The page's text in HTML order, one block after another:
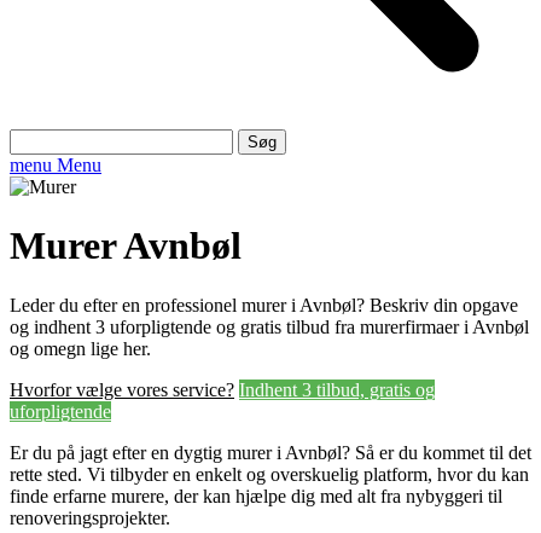
efter:
menu Menu
Murer Avnbøl
Leder du efter en professionel murer i Avnbøl? Beskriv din opgave
og indhent 3 uforpligtende og gratis tilbud fra murerfirmaer i Avnbøl
og omegn lige her.
Hvorfor vælge vores service? Indhent 3 tilbud, gratis og
uforpligtende
Er du på jagt efter en dygtig murer i Avnbøl? Så er du kommet til det
rette sted. Vi tilbyder en enkelt og overskuelig platform, hvor du kan
finde erfarne murere, der kan hjælpe dig med alt fra nybyggeri til
renoveringsprojekter.